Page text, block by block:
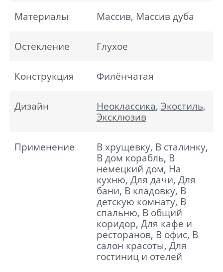
Материалы Массив, Массив дуба
Остекление Глухое
Конструкция Филёнчатая
Дизайн Неоклассика, Экостиль,
Эксклюзив
Применение
В хрущевку, В сталинку,
В дом корабль, В
немецкий дом, На
кухню, Для дачи, Для
бани, В кладовку, В
детскую комнату, В
спальню, В общий
коридор, Для кафе и
ресторанов, В офис, В
салон красоты, Для
гостиниц и отелей